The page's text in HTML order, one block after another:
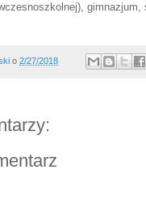
gimnazjum,
o 2/27/2018